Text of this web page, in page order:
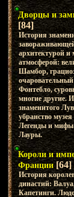
Дворцы и
[84]
История
архитектурой и
атмосферой:
Шамбор,
Фонтебло,
многие другие.
знаменитого
убранство
Легенды и
Лауры.
Короли и
Франции [64]
История
династий:
Капетинги.